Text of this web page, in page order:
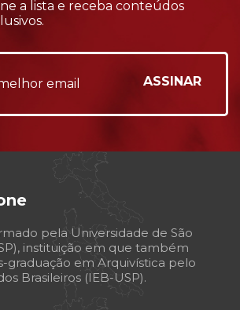
a lista e receba conteúdos
pela Universidade de São
instituição em que também
graduação em Arquivística pelo
Brasileiros (IEB-USP).